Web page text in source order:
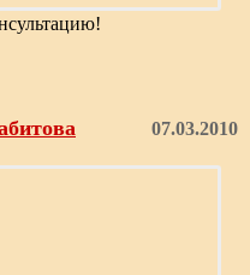
07.03.2010